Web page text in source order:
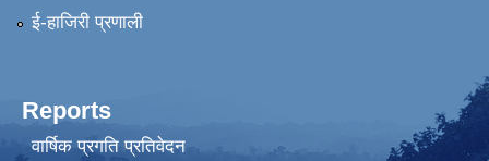
ई-हाजिरी प्रणाली
Reports
वार्षिक प्रगति प्रतिवेदन